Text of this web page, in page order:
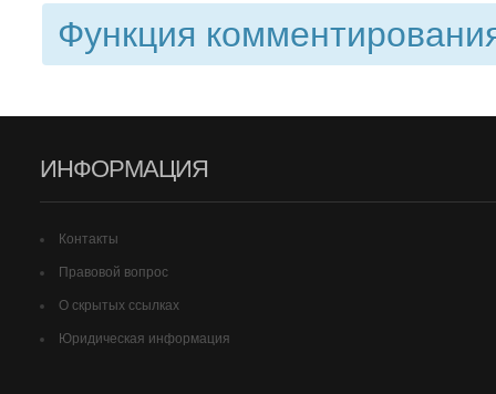
Функция
ИНФОРМАЦИЯ
Контакты
Правовой вопрос
О скрытых ссылках
Юридическая информация